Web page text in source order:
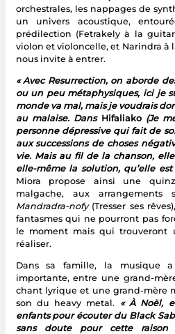
orchestrales, les nappages de
un univers acoustique,
prédilection (Fetrakely à la
violon et violoncelle, et Narindra à
nous invite à entrer.
« Avec Resurrection, on aborde
ou un peu métaphysiques, ici je
monde va mal, mais je voudrais
au malaise. Dans Hifaliako (Je
personne dépressive qui fait de
aux successions de choses
vie. Mais au fil de la chanson,
elle-même la solution, qu’elle
Miora propose ainsi une
malgache, aux arrangements
Mandradra-nofy(Tresser ses
fantasmes qui ne pourront pas
le moment mais qui trouveront
réaliser.
Dans sa famille, la musique
importante, entre une grand-
chant lyrique et une grand-mère
son du heavy metal. « À Noël,
enfants pour écouter du Black
sans doute pour cette